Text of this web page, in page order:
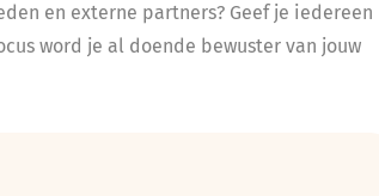
en externe partners? Geef je iedereen
word je al doende bewuster van jouw